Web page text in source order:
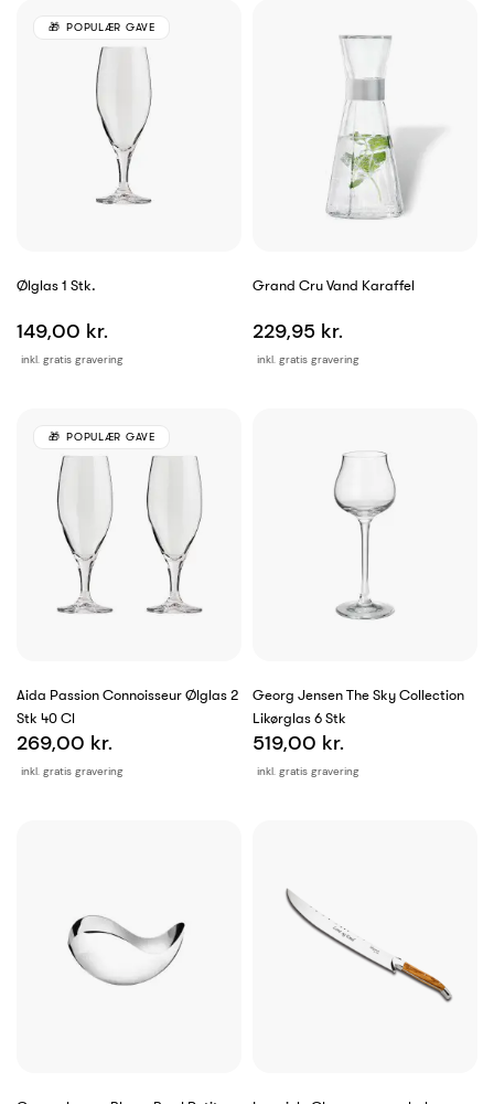
Ølglas 1 Stk.
inkl. gratis gravering
149,00 kr.
POPULÆR GAVE
Grand Cru Vand Karaffel
inkl. gratis gravering
229,95 kr.
Aida Passion Connoisseur Ølglas 2
Stk 40 Cl
inkl. gratis gravering
269,00 kr.
POPULÆR GAVE
Georg Jensen The Sky Collection
Likørglas 6 Stk
inkl. gratis gravering
519,00 kr.